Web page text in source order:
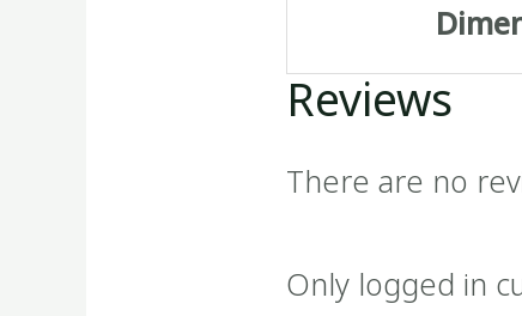
Reviews
There are no
Only logged in